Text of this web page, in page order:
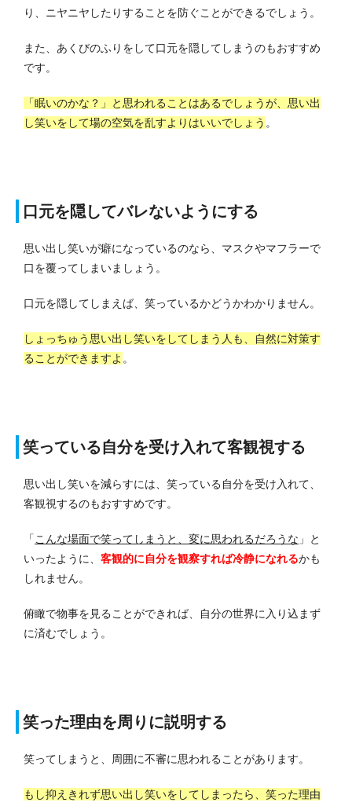
り、ニヤニヤしたりすることを防ぐことができるでしょう。
また、あくびのふりをして口元を隠してしまうのもおすすめ
です。
「眠いのかな？」と思われることはあるでしょうが、思い出
し笑いをして場の空気を乱すよりはいいでしょう 。
口元を隠してバレないようにする
思い出し笑いが癖になっているのなら、マスクやマフラーで
口を覆ってしまいましょう。
口元を隠してしまえば、笑っているかどうかわかりません。
しょっちゅう思い出し笑いをしてしまう人も、自然に対策す
ることができますよ 。
笑っている自分を受け入れて客観視する
思い出し笑いを減らすには、笑っている自分を受け入れて、
客観視するのもおすすめです。
「 こんな場面で笑ってしまうと、変に思われるだろうな 」と
いったように、 客観的に自分を観察すれば冷静になれるかも
しれません。
俯瞰で物事を見ることができれば、自分の世界に入り込まず
に済むでしょう。
笑った理由を周りに説明する
笑ってしまうと、周囲に不審に思われることがあります。
もし抑えきれず思い出し笑いをしてしまったら、笑った理由